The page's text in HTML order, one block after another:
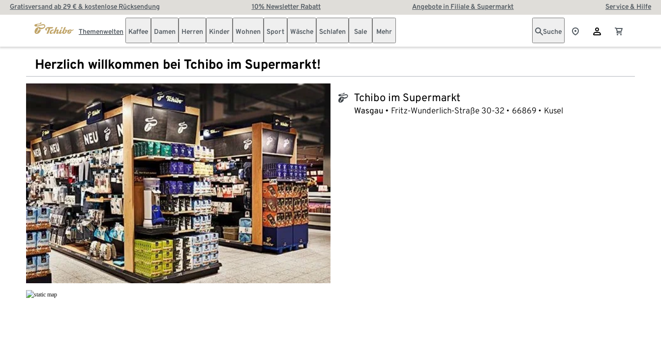
Gratisversand ab 29 € & kostenlose Rücksendung 10% Newsletter Rabatt Angebote in Filiale & Supermarkt Service & Hilfe
Themenwelten Kaffee Damen Herren Kinder Wohnen Sport Wäsche Schlafen Sale Mehr Suche
Herzlich willkommen bei Tchibo im Supermarkt!
tchibo_logo Tchibo im Supermarkt
Wasgau Fritz-Wunderlich-Straße 30-32 66869 Kusel